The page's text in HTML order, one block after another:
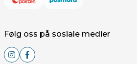
Følg oss på sosiale medier